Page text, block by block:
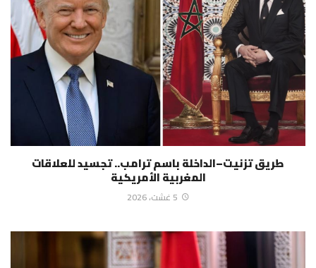
طريق تزنيت–الداخلة باسم ترامب.. تجسيد للعلاقات
المغربية الأمريكية
5 غشت، 2026